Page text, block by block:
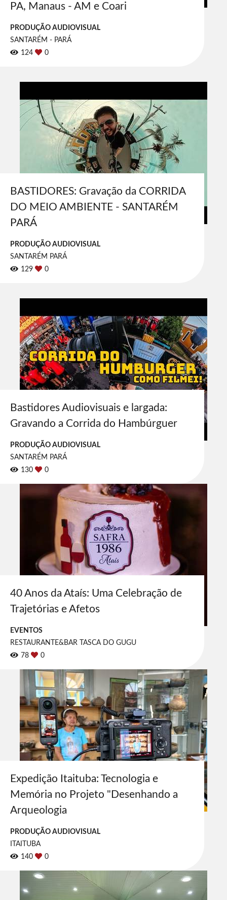
PA, Manaus - AM e Coari
PRODUÇÃO AUDIOVISUAL
SANTARÉM - PARÁ
124
0
BASTIDORES: Gravação da CORRIDA
DO MEIO AMBIENTE - SANTARÉM
PARÁ
PRODUÇÃO AUDIOVISUAL
SANTARÉM PARÁ
129
0
Bastidores Audiovisuais e largada:
Gravando a Corrida do Hambúrguer
PRODUÇÃO AUDIOVISUAL
SANTARÉM PARÁ
130
0
40 Anos da Ataís: Uma Celebração de
Trajetórias e Afetos
EVENTOS
RESTAURANTE&BAR TASCA DO GUGU
78
0
Expedição Itaituba: Tecnologia e
Memória no Projeto "Desenhando a
Arqueologia
PRODUÇÃO AUDIOVISUAL
ITAITUBA
140
0